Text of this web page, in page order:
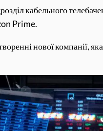
кабельного
Prime.
нової компанії,